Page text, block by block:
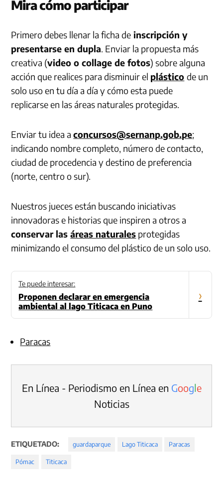
Mira cómo participar
Primero debes llenar la ficha de inscripción y
presentarse en dupla. Enviar la propuesta más
creativa (video o collage de fotos) sobre alguna
acción que realices para disminuir el plástico de un
solo uso en tu día a día y cómo esta puede
replicarse en las áreas naturales protegidas.
Enviar tu idea aconcursos@sernanp.gob.pe;
indicando nombre completo, número de contacto,
ciudad de procedencia y destino de preferencia
(norte, centro o sur).
Nuestros jueces están buscando iniciativas
innovadoras e historias que inspiren a otros a
conservar lasáreas naturales protegidas
minimizando el consumo del plástico de un solo uso.
Te puede interesar:
Proponen declarar en emergencia
ambiental al lago Titicaca en Puno
›
Paracas
En Línea - Periodismo en Línea en Google
Noticias
ETIQUETADO: guardaparque Lago Titicaca Paracas
Pómac Titicaca